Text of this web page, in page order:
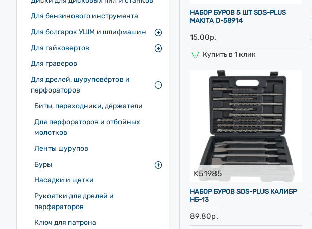
Для бензинового инструмента
Для болгарок УШМ и шлифмашин
Для гайковертов
Для граверов
Для дрелей, шуруповёртов и
перфораторов
Биты, переходники, держатели
Для перфораторов и отбойных
молотков
Ленты шурупов
Буры
Насадки и щетки
Рукоятки для дрелей и
перфараторов
Ключ для патрона
НАБОР БУРОВ 5 ШТ SDS-PLUS
MAKITA D-58914
15.00р.
Купить в 1 клик
K51985
НАБОР БУРОВ SDS-PLUS КАЛИБР
НБ-13
89.80р.